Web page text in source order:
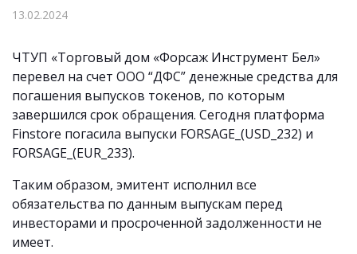
13.02.2024
ЧТУП «Торговый дом «Форсаж Инструмент Бел»
перевел на счет ООО “ДФС” денежные средства для
погашения выпусков токенов, по которым
завершился срок обращения. Сегодня платформа
Finstore погасила выпуски FORSAGE_(USD_232) и
FORSAGE_(EUR_233).
Таким образом, эмитент исполнил все
обязательства по данным выпускам перед
инвесторами и просроченной задолженности не
имеет.